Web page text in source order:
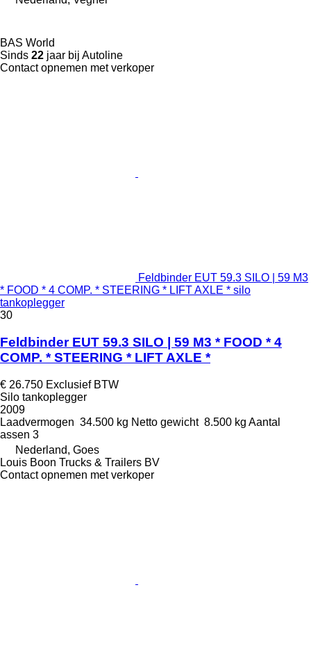
BAS World
Sinds 22 jaar bij Autoline
Contact opnemen met verkoper
Feldbinder EUT 59.3 SILO | 59 M3
* FOOD * 4 COMP. * STEERING * LIFT AXLE * silo
tankoplegger
30
Feldbinder EUT 59.3 SILO | 59 M3 * FOOD * 4
COMP. * STEERING * LIFT AXLE *
€ 26.750 Exclusief BTW
Silo tankoplegger
2009
Laadvermogen 34.500 kg Netto gewicht 8.500 kg Aantal
assen 3
Nederland, Goes
Louis Boon Trucks & Trailers BV
Contact opnemen met verkoper